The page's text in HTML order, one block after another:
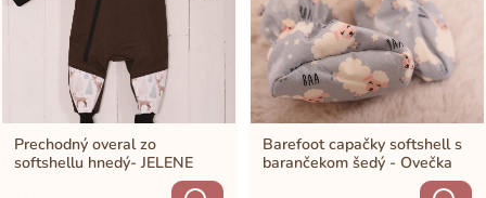
Prechodný overal zo
softshellu hnedý- JELENE
Barefoot capačky softshell s
barančekom šedý - Ovečka